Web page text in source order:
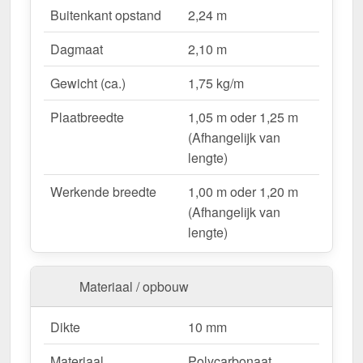
Lichtdoorlatend– Ca. 57 % natuurlijk licht.
UV-bestendig & weerproof– Bestand tegen
zon, regen & hagel.
Montageklaar geleverd – Inclusief bevestiging &
eenvoudig te plaatsen.
Variabele plaatbreedte
– 1,05 m oder 1,25 m
– 10 jaar op materiaalkwaliteit voor
betrouwbaarheid.
Ideal für folgende Anwendungen:
Hallen & loodsenhallen– Lichtstraat voor
industriële toepassingen.
Droogloop & deurluifels
bescherming.
Carports & bootoverkappingen
weersbestendig.
Buitenkant opstand
2,24 m
Dagmaat
2,10 m
Gewicht (ca.)
1,75 kg/m
Plaatbreedte
1,05 m oder 1,25 m
(Afhangelijk van
lengte)
Werkende breedte
1,00 m oder 1,20 m
(Afhangelijk van
lengte)
Materiaal / opbouw
Dikte
10 mm